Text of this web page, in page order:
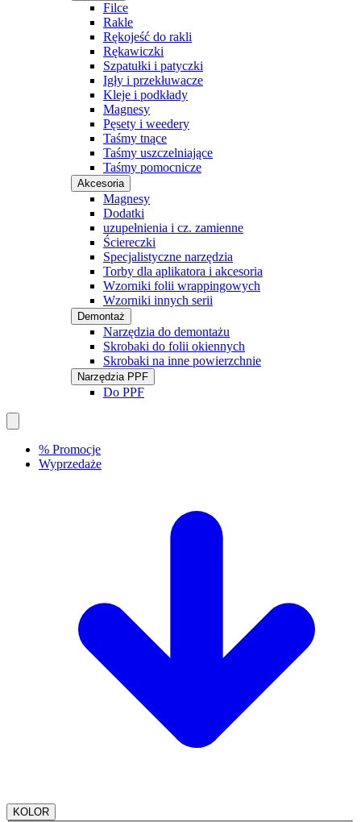
Filce
Rakle
Rękojeść do rakli
Rękawiczki
Szpatułki i patyczki
Igły i przekłuwacze
Kleje i podkłady
Magnesy
Pęsety i weedery
Taśmy tnące
Taśmy uszczelniające
Taśmy pomocnicze
Akcesoria
Magnesy
Dodatki
uzupełnienia i cz. zamienne
Ściereczki
Specjalistyczne narzędzia
Torby dla aplikatora i akcesoria
Wzorniki folii wrappingowych
Wzorniki innych serii
Demontaż
Narzędzia do demontażu
Skrobaki do folii okiennych
Skrobaki na inne powierzchnie
Narzędzia PPF
Do PPF
% Promocje
Wyprzedaże
KOLOR